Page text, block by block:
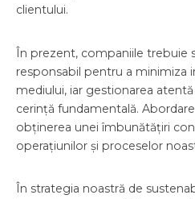
clientului.
În prezent, companiile trebuie
responsabil pentru a minimiza
mediului, iar gestionarea
cerință fundamentală.
obținerea unei îmbunătățiri
operațiunilor și proceselor
În strategia noastră de